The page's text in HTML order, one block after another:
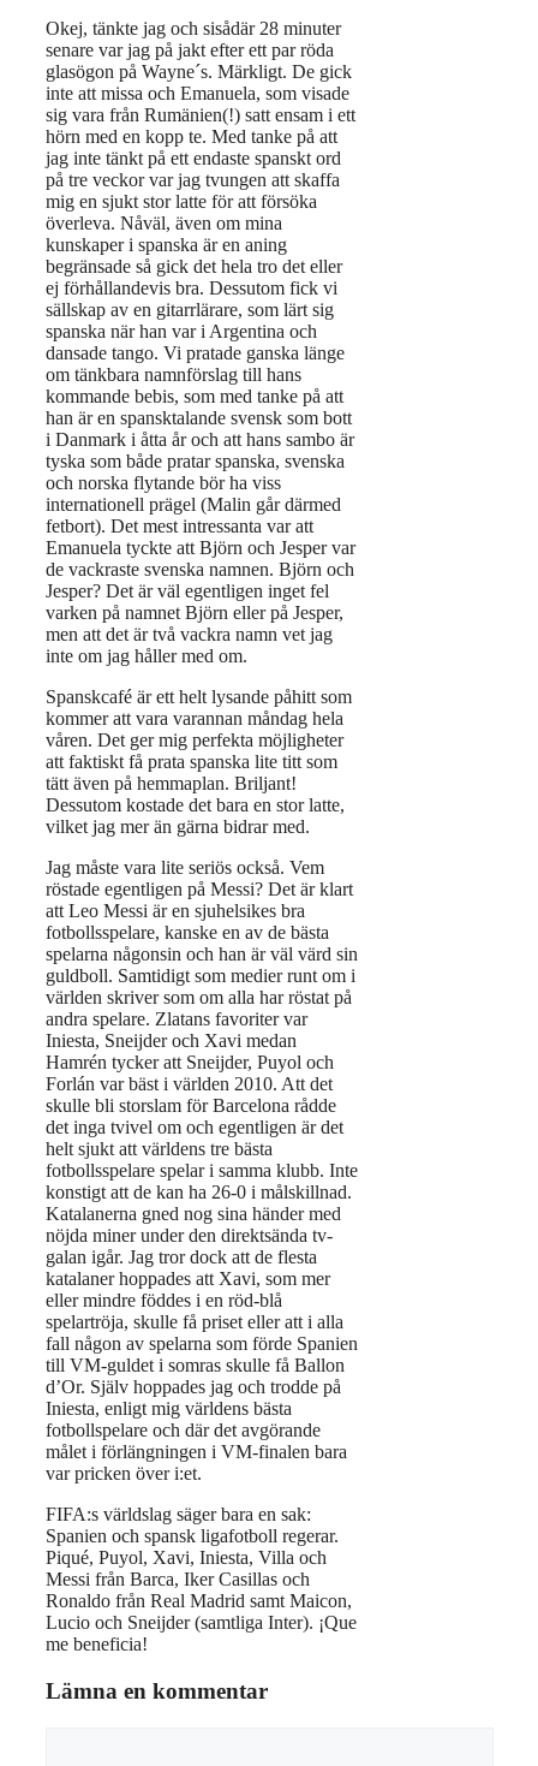
Okej, tänkte jag och sisådär 28 minuter
senare var jag på jakt efter ett par röda
glasögon på Wayne´s. Märkligt. De gick
inte att missa och Emanuela, som visade
sig vara från Rumänien(!) satt ensam i ett
hörn med en kopp te. Med tanke på att
jag inte tänkt på ett endaste spanskt ord
på tre veckor var jag tvungen att skaffa
mig en sjukt stor latte för att försöka
överleva. Nåväl, även om mina
kunskaper i spanska är en aning
begränsade så gick det hela tro det eller
ej förhållandevis bra. Dessutom fick vi
sällskap av en gitarrlärare, som lärt sig
spanska när han var i Argentina och
dansade tango. Vi pratade ganska länge
om tänkbara namnförslag till hans
kommande bebis, som med tanke på att
han är en spansktalande svensk som bott
i Danmark i åtta år och att hans sambo är
tyska som både pratar spanska, svenska
och norska flytande bör ha viss
internationell prägel (Malin går därmed
fetbort). Det mest intressanta var att
Emanuela tyckte att Björn och Jesper var
de vackraste svenska namnen. Björn och
Jesper? Det är väl egentligen inget fel
varken på namnet Björn eller på Jesper,
men att det är två vackra namn vet jag
inte om jag håller med om.
Spanskcafé är ett helt lysande påhitt som
kommer att vara varannan måndag hela
våren. Det ger mig perfekta möjligheter
att faktiskt få prata spanska lite titt som
tätt även på hemmaplan. Briljant!
Dessutom kostade det bara en stor latte,
vilket jag mer än gärna bidrar med.
Jag måste vara lite seriös också. Vem
röstade egentligen på Messi? Det är klart
att Leo Messi är en sjuhelsikes bra
fotbollsspelare, kanske en av de bästa
spelarna någonsin och han är väl värd sin
guldboll. Samtidigt som medier runt om i
världen skriver som om alla har röstat på
andra spelare. Zlatans favoriter var
Iniesta, Sneijder och Xavi medan
Hamrén tycker att Sneijder, Puyol och
Forlán var bäst i världen 2010. Att det
skulle bli storslam för Barcelona rådde
det inga tvivel om och egentligen är det
helt sjukt att världens tre bästa
fotbollsspelare spelar i samma klubb. Inte
konstigt att de kan ha 26-0 i målskillnad.
Katalanerna gned nog sina händer med
nöjda miner under den direktsända tv-
galan igår. Jag tror dock att de flesta
katalaner hoppades att Xavi, som mer
eller mindre föddes i en röd-blå
spelartröja, skulle få priset eller att i alla
fall någon av spelarna som förde Spanien
till VM-guldet i somras skulle få Ballon
d’Or. Själv hoppades jag och trodde på
Iniesta, enligt mig världens bästa
fotbollspelare och där det avgörande
målet i förlängningen i VM-finalen bara
var pricken över i:et.
FIFA:s världslag säger bara en sak:
Spanien och spansk ligafotboll regerar.
Piqué, Puyol, Xavi, Iniesta, Villa och
Messi från Barca, Iker Casillas och
Ronaldo från Real Madrid samt Maicon,
Lucio och Sneijder (samtliga Inter). ¡Que
me beneficia!
Lämna en kommentar